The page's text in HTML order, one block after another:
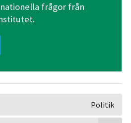
frågor från
Politik